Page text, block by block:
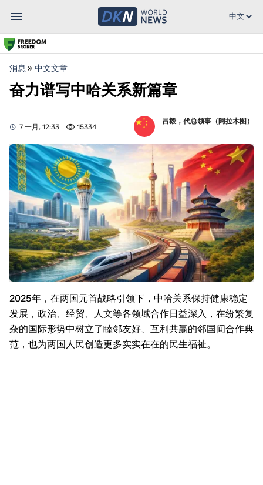
消息 » 中文文章
奋力谱写中哈关系新篇章
7 一月, 12:33 15334
吕毅，代总领事（阿拉木图）
2025年，在两国元首战略引领下，中哈关系保持健康稳定
发展，政治、经贸、人文等各领域合作日益深入，在纷繁复
杂的国际形势中树立了睦邻友好、互利共赢的邻国间合作典
范，也为两国人民创造更多实实在在的民生福祉。